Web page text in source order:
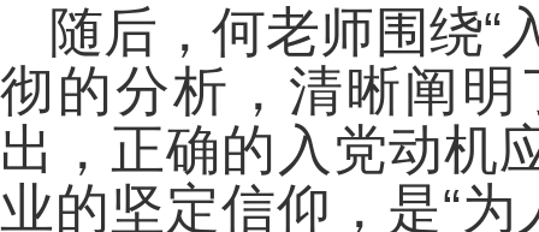
随后，何老师围绕“
彻的分析，清晰阐
出，正确的入党动机
业的坚定信仰，是“